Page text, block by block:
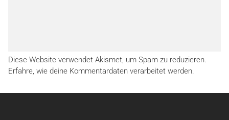
Diese Website verwendet Akismet, um Spam zu reduzieren.
Erfahre, wie deine Kommentardaten verarbeitet werden.